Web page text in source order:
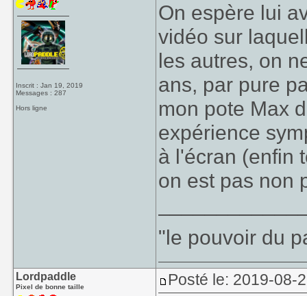
Inscrit : Jan 19, 2019
Messages : 287
Hors ligne
On espère lui
vidéo sur
les autres, on
ans, par pure
mon pote Max
expérience
à l'écran (enfin
on est pas non
"le pouvoir du
Lordpaddle
Pixel de bonne taille Posté le: 2019-08-